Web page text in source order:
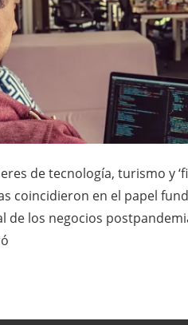
de tecnología, turismo y
coincidieron en el papel
los negocios